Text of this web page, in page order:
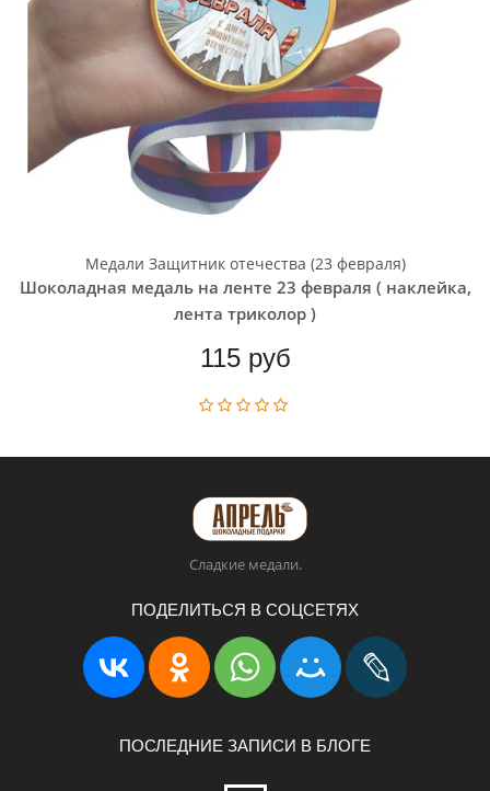
Медали Защитник отечества (23 февраля)
Шоколадная медаль на ленте 23 февраля ( наклейка,
лента триколор )
115 руб
Сладкие медали.
ПОДЕЛИТЬСЯ В СОЦСЕТЯХ
ПОСЛЕДНИЕ ЗАПИСИ В БЛОГЕ